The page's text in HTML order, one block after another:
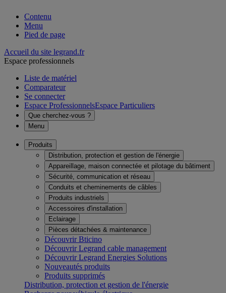
Contenu
Menu
Pied de page
Accueil du site legrand.fr
Espace professionnels
Liste de matériel
Comparateur
Se connecter
Espace ProfessionnelsEspace Particuliers
Que cherchez-vous ?
Menu
Produits
Distribution, protection et gestion de l'énergie
Appareillage, maison connectée et pilotage du bâtiment
Sécurité, communication et réseau
Conduits et cheminements de câbles
Produits industriels
Accessoires d'installation
Eclairage
Pièces détachées & maintenance
Découvrir Bticino
Découvrir Legrand cable management
Découvrir Legrand Energies Solutions
Nouveautés produits
Produits supprimés
Distribution, protection et gestion de l'énergie